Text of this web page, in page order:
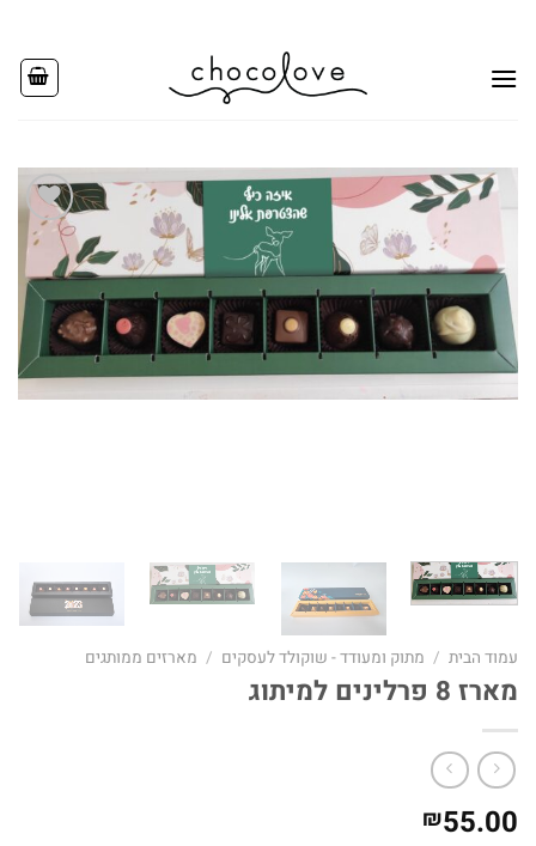
content
Add to
wishlist
עמוד הבית / מתוק ומעודד - שוקולד לעסקים / מארזים ממותגים
מארז 8 פרלינים למיתוג
₪55.00